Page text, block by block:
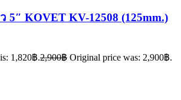
5″ KOVET KV-12508 (125mm.)
1,820฿.2,900฿ Original price was: 2,900฿.